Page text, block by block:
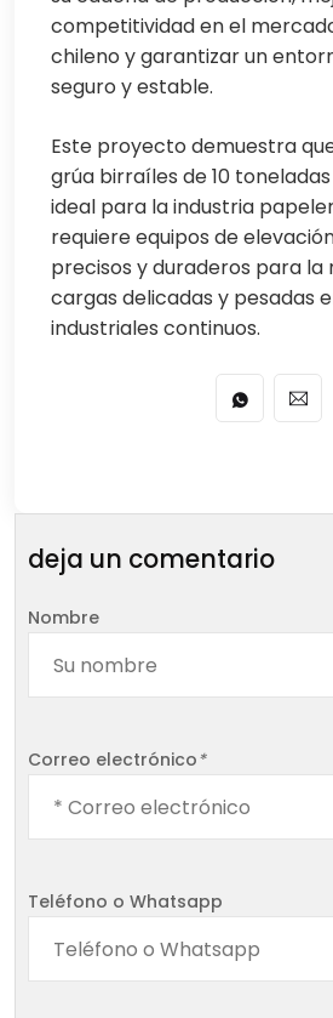
competitividad en el
chileno y garantizar un
seguro y estable.
Este proyecto demuestra
grúa birraíles de 10
ideal para la industria
requiere equipos de
precisos y duraderos para la
cargas delicadas y pesadas
industriales continuos.
deja un comentario
Nombre
Correo electrónico*
Teléfono o Whatsapp